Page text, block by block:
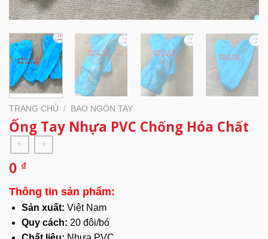
TRANG CHỦ / BAO NGÓN TAY
Ống Tay Nhựa PVC Chống Hóa Chất
0 ₫
Thông tin sản phẩm:
Sản xuất: Việt Nam
Quy cách: 20 đôi/bó